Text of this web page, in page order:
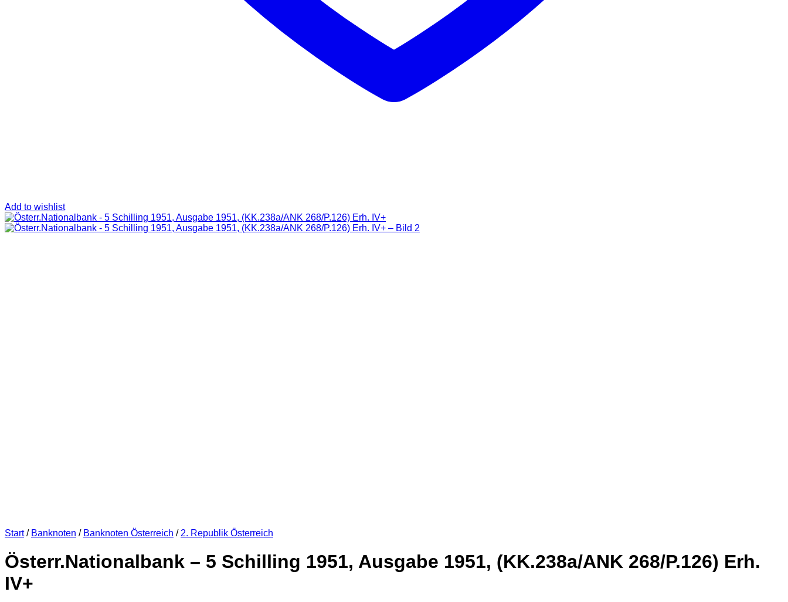
Add to wishlist
Start / Banknoten / Banknoten Österreich / 2. Republik Österreich
Österr.Nationalbank – 5 Schilling 1951, Ausgabe 1951, (KK.238a/ANK 268/P.126) Erh.
IV+